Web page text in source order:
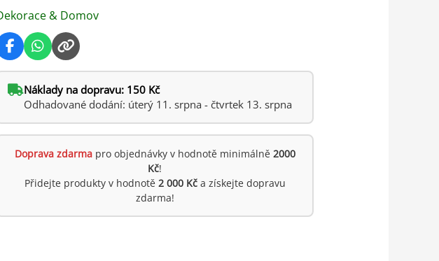
& Domov
Náklady na dopravu: 150 Kč
Odhadované dodání: úterý 11. srpna - čtvrtek 13. srpna
Doprava zdarmapro objednávky v hodnotě minimálně 2000
Kč!
Přidejte produkty v hodnotě 2 000 Kča získejte dopravu
zdarma!